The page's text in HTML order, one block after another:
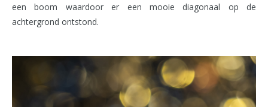
een boom waardoor er een mooie diagonaal op de
achtergrond ontstond.